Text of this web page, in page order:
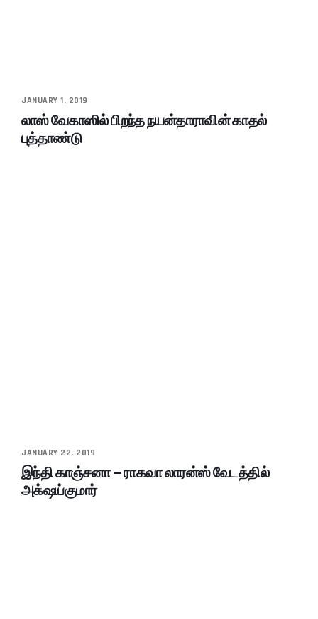
JANUARY 1, 2019
லாஸ் வேகாஸில் பிறந்த நயன்தாராவின் காதல்
புத்தாண்டு
JANUARY 22, 2019
இந்தி காஞ்சனா – ராகவா லாரன்ஸ் வேடத்தில்
அக்‌ஷய்குமார்